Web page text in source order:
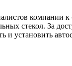
компании к
стекол. За
и установить